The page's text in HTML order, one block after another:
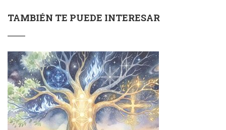
TAMBIÉN TE PUEDE INTERESAR